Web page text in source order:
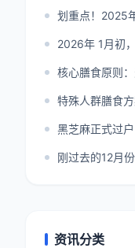
划重点！2025
核心膳食原则
特殊人群膳食
黑芝麻正式过户
刚过去的12月
资讯分类